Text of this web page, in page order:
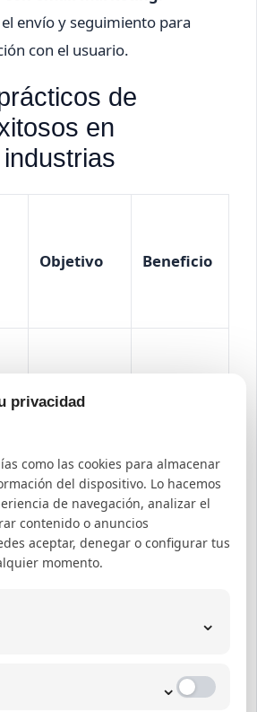
envío y seguimiento para
con el usuario.
de
en
Objetivo Beneficio
leads
en
posicionam
iento
suscriptor
es
en cursos
privacidad
como las cookies para almacenar
del dispositivo. Lo hacemos
de navegación, analizar el
contenido o anuncios
aceptar, denegar o configurar tus
momento.
⌄
⌄